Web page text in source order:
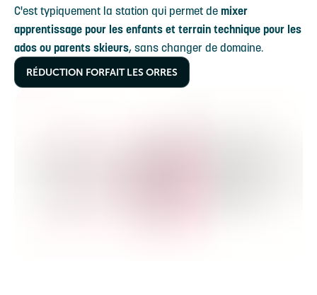
C'est typiquement la station qui permet de mixer
apprentissage pour les enfants et terrain technique pour les
ados ou parents skieurs, sans changer de domaine.
RÉDUCTION FORFAIT LES ORRES